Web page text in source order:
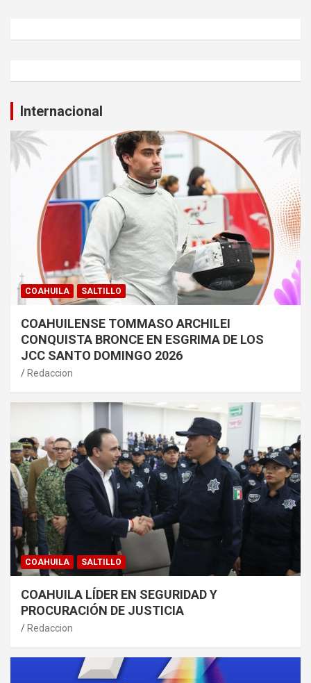
Internacional
COAHUILA SALTILLO
COAHUILENSE TOMMASO ARCHILEI
CONQUISTA BRONCE EN ESGRIMA DE LOS
JCC SANTO DOMINGO 2026
Redaccion
COAHUILA SALTILLO
COAHUILA LÍDER EN SEGURIDAD Y
PROCURACIÓN DE JUSTICIA
Redaccion